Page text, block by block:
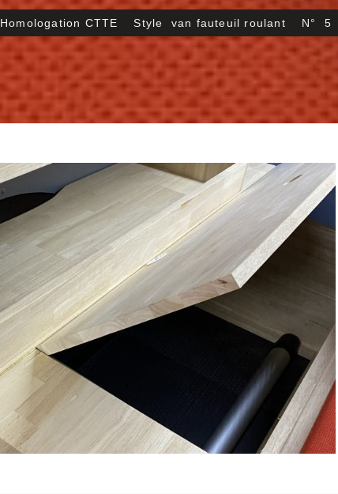
Homologation CTTE Style van fauteuil roulant N° 5